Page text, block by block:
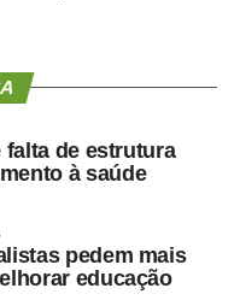
informa que o
e tiver seu nome
o final da lista. Caso
do estabelecido, será
item 13.3 do edital.
falta de estrutura
à saúde
pedem mais
educação